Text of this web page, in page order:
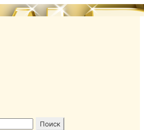
Поиск